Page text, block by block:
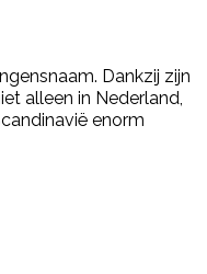
Dankzij zijn
alleen in Nederland,
enorm